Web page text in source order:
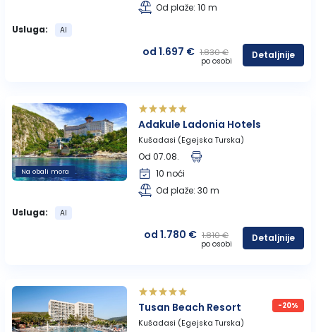
Od plaže: 10 m
Usluga:
AI
od 1.697 € 1.830 €
po osobi
Detaljnije
Na obali mora
Adakule Ladonia Hotels
Kušadasi (Egejska Turska)
Od 07.08.
10 noći
Od plaže: 30 m
Usluga:
AI
od 1.780 € 1.810 €
po osobi
Detaljnije
Tusan Beach Resort -20%
Kušadasi (Egejska Turska)